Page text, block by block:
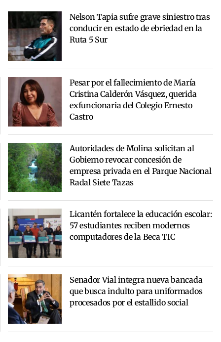
Nelson Tapia sufre grave siniestro tras
conducir en estado de ebriedad en la
Ruta 5 Sur
Pesar por el fallecimiento de María
Cristina Calderón Vásquez, querida
exfuncionaria del Colegio Ernesto
Castro
Autoridades de Molina solicitan al
Gobierno revocar concesión de
empresa privada en el Parque Nacional
Radal Siete Tazas
Licantén fortalece la educación escolar:
57 estudiantes reciben modernos
computadores de la Beca TIC
Senador Vial integra nueva bancada
que busca indulto para uniformados
procesados por el estallido social